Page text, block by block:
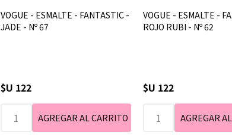
VOGUE - ESMALTE - FANTASTIC -
JADE - Nº 67
$U 122
VOGUE - ESMALTE -
ROJO RUBI - Nº 62
$U 122